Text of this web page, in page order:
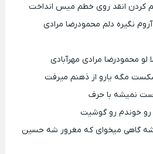
کردن انقد روی خطم میس انداخت
نگیره دلم محمودرضا مرادی
لو محمودرضا مرادی مهرآبادی
مگه یارو از ذهنم میرفت
نمیشه با حرف
رو خوندم رو گوشیت
گاهی میخوای که مغرور شه حسین